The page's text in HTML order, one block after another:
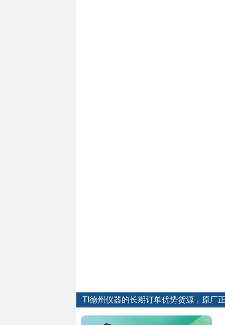
TI德州仪器的长期订单优势货源，原厂